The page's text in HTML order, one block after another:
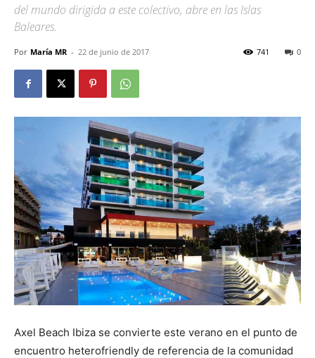
del mundo dirigida a este colectivo, abre en las Islas
Baleares.
Por María MR - 22 de junio de 2017 0
741
Axel Beach Ibiza se convierte este verano en el punto de
encuentro heterofriendly de referencia de la comunidad